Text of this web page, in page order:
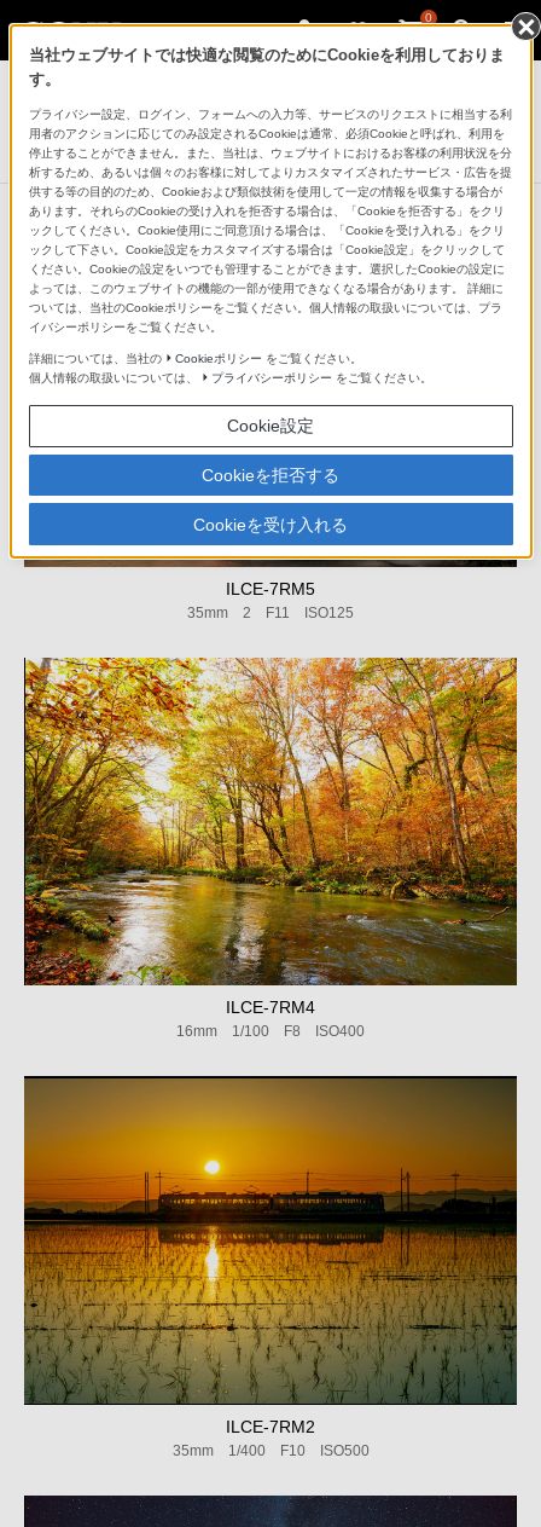
0
デジタル一眼カメラ α（アルファ）
デジタル一眼カメラα[Eマウント]用レンズ
FE 16-35mm F2.8 GM II
ILCE-7RM5
35mm 2 F11 ISO125
ILCE-7RM4
16mm 1/100 F8 ISO400
ILCE-7RM2
35mm 1/400 F10 ISO500
当社ウェブサイトでは快適な閲覧のためにCookieを利用しておりま
す。
プライバシー設定、ログイン、フォームへの入力等、サービスのリクエストに相当する利
用者のアクションに応じてのみ設定されるCookieは通常、必須Cookieと呼ばれ、利用を
停止することができません。また、当社は、ウェブサイトにおけるお客様の利用状況を分
析するため、あるいは個々のお客様に対してよりカスタマイズされたサービス・広告を提
供する等の目的のため、Cookieおよび類似技術を使用して一定の情報を収集する場合が
あります。それらのCookieの受け入れを拒否する場合は、「Cookieを拒否する」をクリ
ックしてください。Cookie使用にご同意頂ける場合は、「Cookieを受け入れる」をクリ
ックして下さい。Cookie設定をカスタマイズする場合は「Cookie設定」をクリックして
ください。Cookieの設定をいつでも管理することができます。選択したCookieの設定に
よっては、このウェブサイトの機能の一部が使用できなくなる場合があります。 詳細に
ついては、当社のCookieポリシーをご覧ください。個人情報の取扱いについては、プラ
イバシーポリシーをご覧ください。
詳細については、当社の Cookieポリシー をご覧ください。
個人情報の取扱いについては、
プライバシーポリシー をご覧ください。
Cookie設定
Cookieを拒否する
Cookieを受け入れる